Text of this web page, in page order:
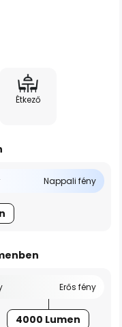
Étkező
Nappali fény
Erős fény
4000 Lumen